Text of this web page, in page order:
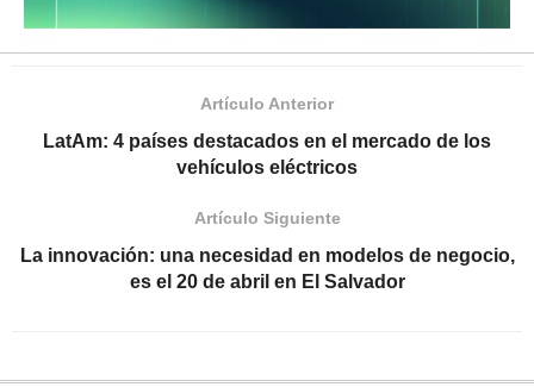
Artículo Anterior
LatAm: 4 países destacados en el mercado de los
vehículos eléctricos
Artículo Siguiente
La innovación: una necesidad en modelos de negocio,
es el 20 de abril en El Salvador